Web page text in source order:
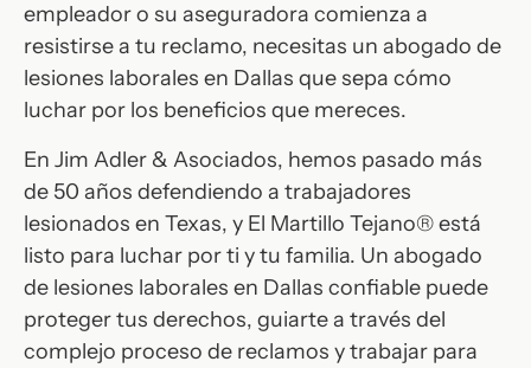
empleador o su aseguradora comienza a
resistirse a tu reclamo, necesitas un abogado de
lesiones laborales en Dallas que sepa cómo
luchar por los beneficios que mereces.
En Jim Adler & Asociados, hemos pasado más
de 50 años defendiendo a trabajadores
lesionados en Texas, y El Martillo Tejano® está
listo para luchar por ti y tu familia. Un abogado
de lesiones laborales en Dallas confiable puede
proteger tus derechos, guiarte a través del
complejo proceso de reclamos y trabajar para